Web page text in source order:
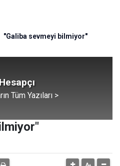
"Galiba sevmeyi bilmiyor"
Tüm Yazıları >